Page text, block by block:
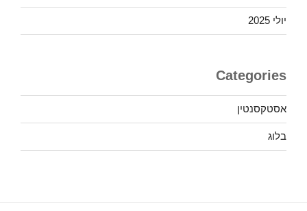
יולי 2025
Categories
אסטקסנטין
בלוג